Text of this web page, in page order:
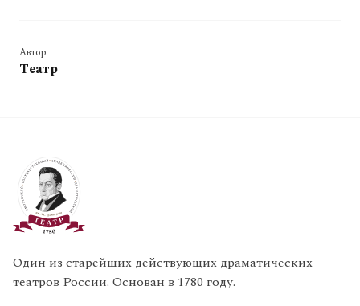
Автор
Театр
Один из старейших действующих драматических
театров России. Основан в 1780 году.